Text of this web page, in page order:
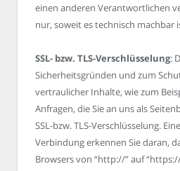
einen anderen Verantwortlichen
nur, soweit es technisch machbar
SSL- bzw. TLS-Verschlüsselung:
Sicherheitsgründen und zum
vertraulicher Inhalte, wie zum
Anfragen, die Sie an uns als
SSL-bzw. TLS-Verschlüsselung.
Verbindung erkennen Sie daran,
Browsers von “http://” auf